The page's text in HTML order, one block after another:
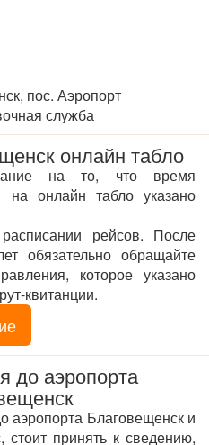
пос. Аэропорт
служба
онлайн табло
на то, что время
на онлайн табло указано
рейсов. После
обязательно обращайте
которое указано
квитанции.
до аэропорта
аэропорта Благовещенск и
стоит принять к сведению,